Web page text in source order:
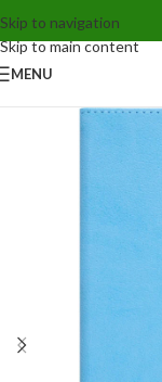
Skip to navigation
Skip to main content
MENU